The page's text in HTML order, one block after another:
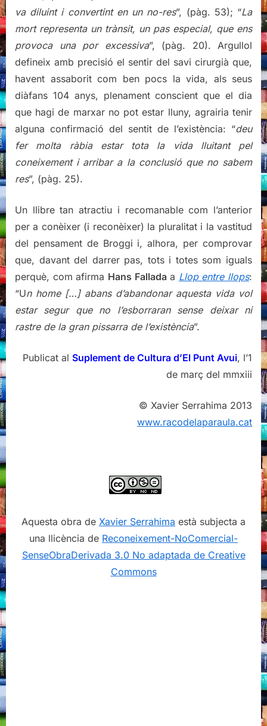
va diluint i convertint en un no-res”, (pàg. 53); “La
mort representa un trànsit, un pas especial, que ens
provoca una por excessiva”, (pàg. 20). Argullol
defineix amb precisió el sentir del savi cirurgià que,
havent assaborit com ben pocs la vida, als seus
diàfans 104 anys, plenament conscient que el dia
que hagi de marxar no pot estar lluny, agrairia tenir
alguna confirmació del sentit de l’existència: “deu
fer molta ràbia estar tota la vida lluitant pel
coneixement i arribar a la conclusió que no sabem
res”, (pàg. 25).
Un llibre tan atractiu i recomanable com l’anterior
per a conèixer (i reconèixer) la pluralitat i la vastitud
del pensament de Broggi i, alhora, per comprovar
que, davant del darrer pas, tots i totes som iguals
perquè, com afirma Hans Fallada a Llop entre llops:
“Un home […] abans d’abandonar aquesta vida vol
estar segur que no l’esborraran sense deixar ni
rastre de la gran pissarra de l’existència”.
Publicat al Suplement de Cultura d’El Punt Avui, l’1
de març del mmxiii
© Xavier Serrahima 2013
www.racodelaparaula.cat
Aquesta obra de Xavier Serrahima està subjecta a
una llicència de Reconeixement-NoComercial-
SenseObraDerivada 3.0 No adaptada de Creative
Commons